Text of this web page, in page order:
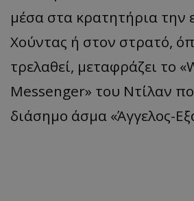
μέσα στα κρατητήρια την
Χούντας ή στον στρατό,
τρελαθεί, μεταφράζει το
Messenger» του Ντίλαν
διάσημο άσμα «Άγγελος-